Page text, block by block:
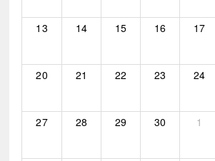
13 14 15 16 17
20 21 22 23 24
27 28 29 30 1